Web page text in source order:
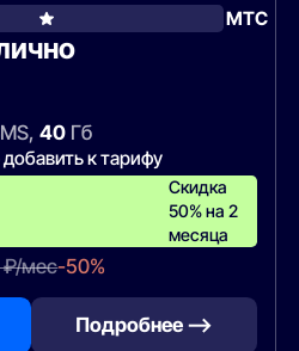
МТС
40Гб
к тарифу
Скидка
50% на 2
месяца
₽/мес-50%
Подробнее —>